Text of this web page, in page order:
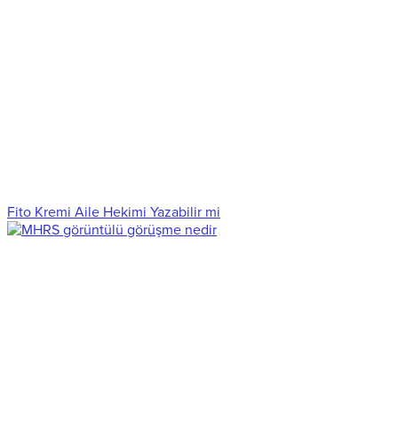
Fito Kremi Aile Hekimi Yazabilir mi